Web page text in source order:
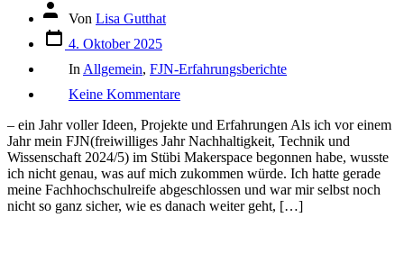
Autor
Beitrags
Von Lisa Gutthat
Datum
des
Beitrags
4. Oktober 2025
In Allgemein, FJN-Erfahrungsberichte
Keine KommentareMein
im
Stübi
Makerspace
– ein Jahr voller Ideen, Projekte und Erfahrungen Als ich vor einem
Jahr mein FJN(freiwilliges Jahr Nachhaltigkeit, Technik und
Wissenschaft 2024/5) im Stübi Makerspace begonnen habe, wusste
ich nicht genau, was auf mich zukommen würde. Ich hatte gerade
meine Fachhochschulreife abgeschlossen und war mir selbst noch
nicht so ganz sicher, wie es danach weiter geht, […]